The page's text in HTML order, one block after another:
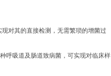
对其的直接检测，无需繁琐的增菌过
呼吸道及肠道致病菌，可实现对临床样